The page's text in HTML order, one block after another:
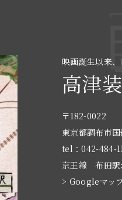
映画誕生以来
高津
〒182-0022
東京都調布市
tel：042-484-
京王線 布田駅
> Googleマッ